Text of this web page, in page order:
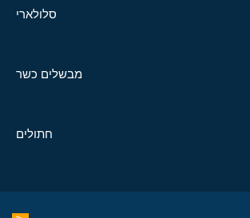
סלולארי
מבשלים כשר
חתולים